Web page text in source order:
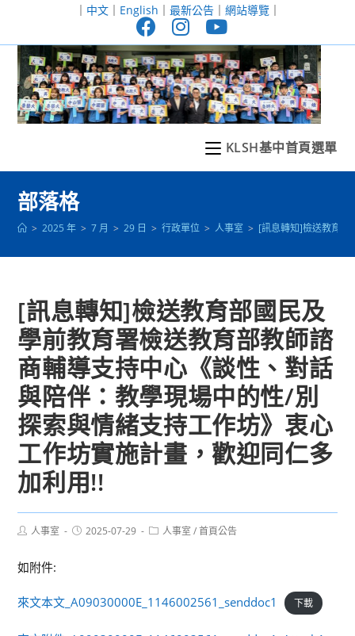
至
｜ 中文｜ English ｜ 最新公告｜ 網站導覽｜
KLSH基中首頁選單
部落格
> 2025 年 > 7 月 > 29 日 > 行政單位 > 人事室 > [訊息轉知]檢送教育部
[訊息轉知]檢送教育部國民及
學前教育署檢送教育部教師諮
商輔導支持中心《談性、對話
與陪伴：教學現場中的性/別
探索與情緒支持工作坊》衷心
工作坊實施計畫，歡迎同仁多
加利用!!
Post人事室
Post2025-07-29
Post人事室 / 首頁公告
如附件:
來文本文_A09030000E_1146002561_senddoc1 下載